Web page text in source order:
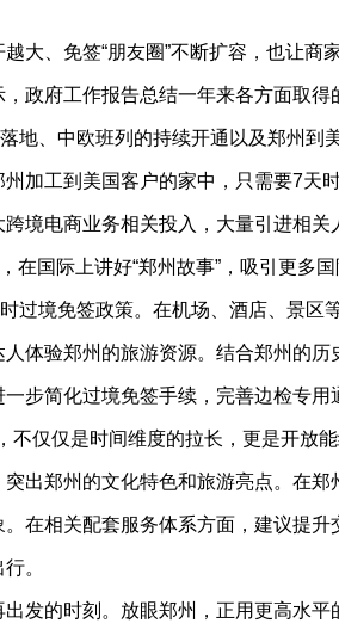
、免签“朋友圈”不断扩容，也让商家
府工作报告总结一年来各方面取得
地、中欧班列的持续开通以及郑州
加工到美国客户的家中，只需要7天
境电商业务相关投入，大量引进相
国际上讲好“郑州故事”，吸引更多
过境免签政策。在机场、酒店、景
体验郑州的旅游资源。结合郑州的
步简化过境免签手续，完善边检专用
仅是时间维度的拉长，更是开放能
出郑州的文化特色和旅游亮点。在
在相关配套服务体系方面，建议提
。
的时刻。放眼郑州，正用更高水平